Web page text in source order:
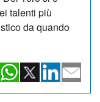
talenti più
da quando